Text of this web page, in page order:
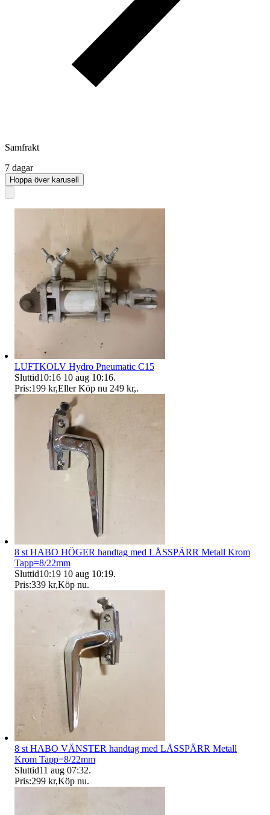
Samfrakt
7 dagar
Hoppa över karusell
LUFTKOLV Hydro Pneumatic C15
Sluttid10:16 10 aug 10:16.
Pris:199 kr,Eller Köp nu 249 kr,.
8 st HABO HÖGER handtag med LÅSSPÄRR Metall Krom
Tapp=8/22mm
Sluttid10:19 10 aug 10:19.
Pris:339 kr,Köp nu.
8 st HABO VÄNSTER handtag med LÅSSPÄRR Metall
Krom Tapp=8/22mm
Sluttid11 aug 07:32.
Pris:299 kr,Köp nu.